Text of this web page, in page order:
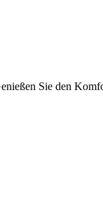
Sie den